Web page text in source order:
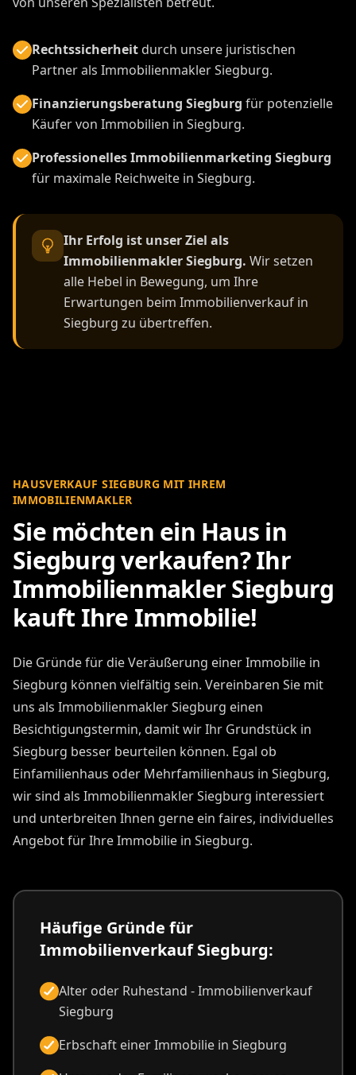
Rechtssicherheitdurch unsere juristischen
Partner als Immobilienmakler Siegburg.
Finanzierungsberatung Siegburg für potenzielle
Käufer von Immobilien in Siegburg.
Professionelles Immobilienmarketing Siegburg
für maximale Reichweite in Siegburg.
Ihr Erfolg ist unser Ziel als
Immobilienmakler Siegburg. Wir setzen
alle Hebel in Bewegung, um Ihre
Erwartungen beim Immobilienverkauf in
Siegburg zu übertreffen.
HAUSVERKAUF SIEGBURG MIT IHREM
IMMOBILIENMAKLER
Sie möchten ein Haus in
Siegburg verkaufen? Ihr
Immobilienmakler Siegburg
kauft Ihre Immobilie!
Die Gründe für die Veräußerung einer Immobilie in
Siegburg können vielfältig sein. Vereinbaren Sie mit
uns als Immobilienmakler Siegburg einen
Besichtigungstermin, damit wir Ihr Grundstück in
Siegburg besser beurteilen können. Egal ob
Einfamilienhaus oder Mehrfamilienhaus in Siegburg,
wir sind als Immobilienmakler Siegburg interessiert
und unterbreiten Ihnen gerne ein faires, individuelles
Angebot für Ihre Immobilie in Siegburg.
Häufige Gründe für
Immobilienverkauf Siegburg:
Alter oder Ruhestand - Immobilienverkauf
Siegburg
Erbschaft einer Immobilie in Siegburg